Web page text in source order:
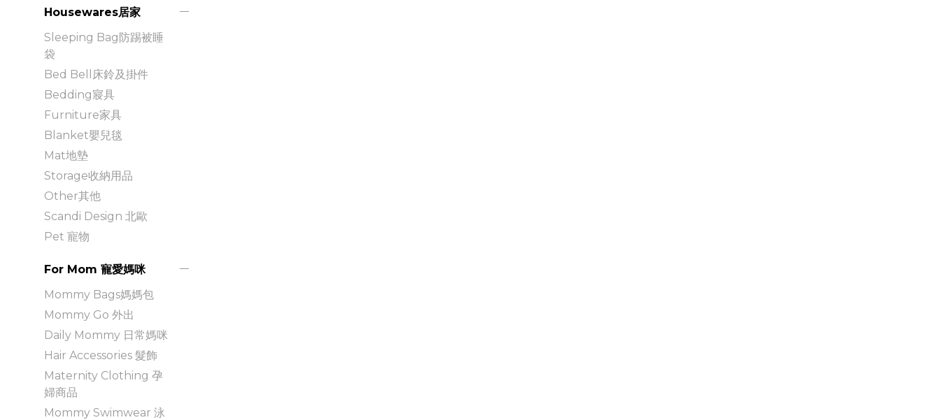
Housewares居家
Sleeping Bag防踢被睡
袋
Bed Bell床鈴及掛件
Bedding寢具
Furniture家具
Blanket嬰兒毯
Mat地墊
Storage收納用品
Other其他
Scandi Design 北歐
Pet 寵物
For Mom 寵愛媽咪
Mommy Bags媽媽包
Mommy Go 外出
Daily Mommy 日常媽咪
Hair Accessories 髮飾
Maternity Clothing 孕
婦商品
Mommy Swimwear 泳